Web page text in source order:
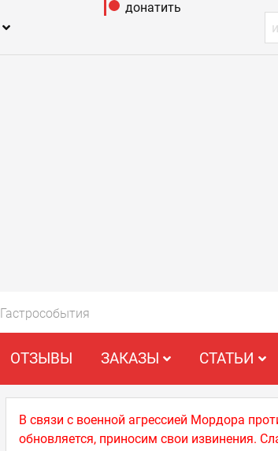
донатить
Гастрособытия
ОТЗЫВЫ ЗАКАЗЫ СТАТЬИ
В связи с военной агрессией Мордора
обновляется, приносим свои извинения.